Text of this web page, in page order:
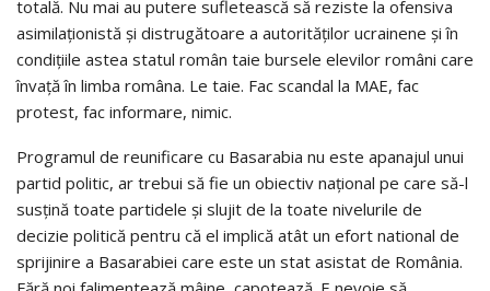
totală. Nu mai au putere sufletească să reziste la ofensiva
asimilaționistă și distrugătoare a autorităților ucrainene și în
condițiile astea statul român taie bursele elevilor români care
învață în limba româna. Le taie. Fac scandal la MAE, fac
protest, fac informare, nimic.
Programul de reunificare cu Basarabia nu este apanajul unui
partid politic, ar trebui să fie un obiectiv național pe care să-l
susțină toate partidele și slujit de la toate nivelurile de
decizie politică pentru că el implică atât un efort national de
sprijinire a Basarabiei care este un stat asistat de România.